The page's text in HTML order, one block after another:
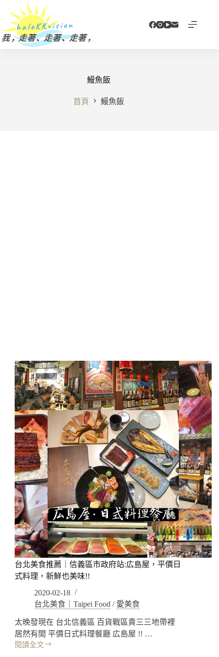
主
要
鰻魚飯
首頁 鰻魚飯
台北美食推薦｜信義區市政府站:広島屋，平價日
式料理，新鮮也美味!!
2020-02-18
台北美食｜Taipei Food / 愛美食
太晚發現在 台北信義區 百貨戰區貴三三地帶裡
居然有間 平價日式料理餐廳 広島屋 !! …
閱讀全文
台